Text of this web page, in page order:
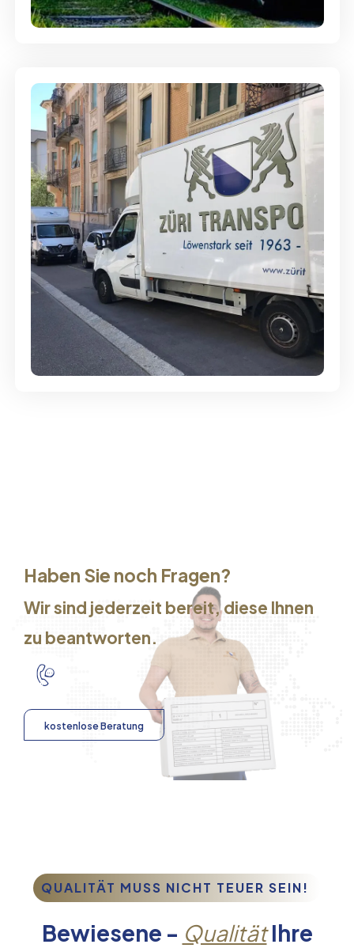
Günstige Umzüge - Hervorragender
Service
Haben Sie noch Fragen?
Wir sind jederzeit bereit, diese Ihnen
zu beantworten.
kostenlose Beratung
QUALITÄT MUSS NICHT TEUER SEIN!
Bewiesene - QualitätIhre